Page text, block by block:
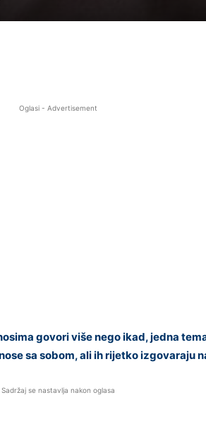
Oglasi - Advertisement
govori više nego ikad, jedna
sa sobom, ali ih rijetko izgovaraju
Sadržaj se nastavlja nakon oglasa